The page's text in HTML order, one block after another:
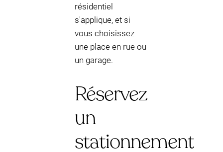
résidentiel
s'applique, et si
vous choisissez
une place en rue ou
un garage.
Réservez
un
stationnement